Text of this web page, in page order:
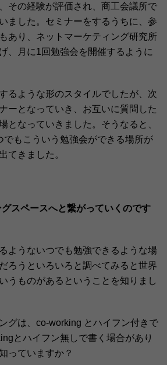
その経験が評価され、商工会議所で
ました。セミナーをするうちに、参
あり、ネットマーケティング研究所
、月に1回勉強会を開催するように
るような形のスタイルでしたが、次
ーとなっていき、お互いに質問した
となっていきました。そうなると、
でもこういう勉強会ができる場所が
てきました。
スペースへと繋がっていくのです
ようないつでも勉強できるような場
ろうといろいろと調べてみると世界
うものがあるということを知りまし
グは、co-working とハイフン付きで
とハイフン無しで書く場合があり
っていますか？